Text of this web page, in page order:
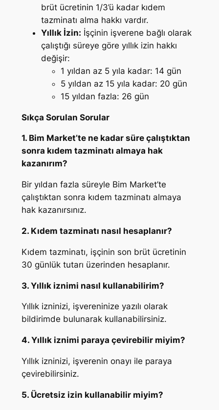
brüt ücretinin 1/3’ü kadar kıdem
tazminatı alma hakkı vardır.
Yıllık İzin: İşçinin işverene bağlı olarak
çalıştığı süreye göre yıllık izin hakkı
değişir:
1 yıldan az 5 yıla kadar: 14 gün
5 yıldan az 15 yıla kadar: 20 gün
15 yıldan fazla: 26 gün
Sıkça Sorulan Sorular
1. Bim Market’te ne kadar süre çalıştıktan
sonra kıdem tazminatı almaya hak
kazanırım?
Bir yıldan fazla süreyle Bim Market’te
çalıştıktan sonra kıdem tazminatı almaya
hak kazanırsınız.
2. Kıdem tazminatı nasıl hesaplanır?
Kıdem tazminatı, işçinin son brüt ücretinin
30 günlük tutarı üzerinden hesaplanır.
3. Yıllık iznimi nasıl kullanabilirim?
Yıllık izninizi, işvereninize yazılı olarak
bildirimde bulunarak kullanabilirsiniz.
4. Yıllık iznimi paraya çevirebilir miyim?
Yıllık izninizi, işverenin onayı ile paraya
çevirebilirsiniz.
5. Ücretsiz izin kullanabilir miyim?